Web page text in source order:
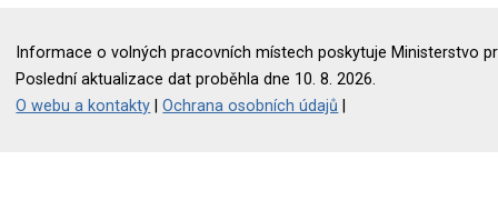
Informace o volných pracovních místech poskytuje Ministerstvo
Poslední aktualizace dat proběhla dne 10. 8. 2026.
O webu a kontakty |Ochrana osobních údajů